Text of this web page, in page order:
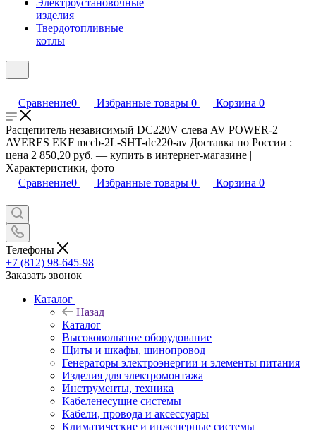
Электроустановочные
изделия
Твердотопливные
котлы
Сравнение0 Избранные товары 0 Корзина 0
Расцепитель независимый DC220V слева AV POWER-2
AVERES EKF mccb-2L-SHT-dc220-av Доставка по России :
цена 2 850,20 руб. — купить в интернет-магазине |
Характеристики, фото
Сравнение0 Избранные товары 0 Корзина 0
Телефоны
+7 (812) 98-645-98
Заказать звонок
Каталог
Назад
Каталог
Высоковольтное оборудование
Щиты и шкафы, шинопровод
Генераторы электроэнергии и элементы питания
Изделия для электромонтажа
Инструменты, техника
Кабеленесущие системы
Кабели, провода и аксессуары
Климатические и инженерные системы